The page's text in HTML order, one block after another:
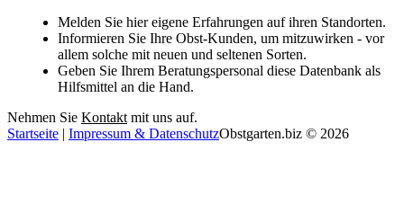
Melden Sie hier eigene Erfahrungen auf ihren Standorten.
Informieren Sie Ihre Obst-Kunden, um mitzuwirken - vor
allem solche mit neuen und seltenen Sorten.
Geben Sie Ihrem Beratungspersonal diese Datenbank als
Hilfsmittel an die Hand.
Nehmen Sie Kontakt mit uns auf.
Startseite | Impressum & DatenschutzObstgarten.biz © 2026